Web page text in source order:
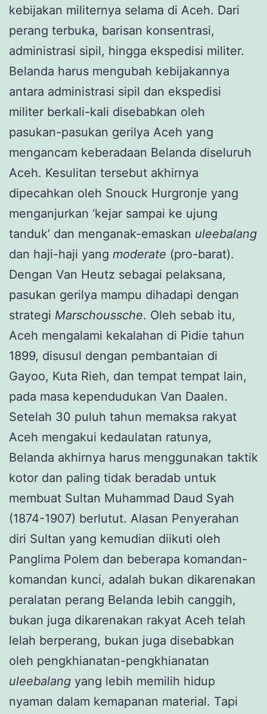
kebijakan militernya selama di Aceh. Dari
perang terbuka, barisan konsentrasi,
administrasi sipil, hingga ekspedisi militer.
Belanda harus mengubah kebijakannya
antara administrasi sipil dan ekspedisi
militer berkali-kali disebabkan oleh
pasukan-pasukan gerilya Aceh yang
mengancam keberadaan Belanda diseluruh
Aceh. Kesulitan tersebut akhirnya
dipecahkan oleh Snouck Hurgronje yang
menganjurkan ‘kejar sampai ke ujung
tanduk’ dan menganak-emaskan uleebalang
dan haji-haji yang moderate (pro-barat).
Dengan Van Heutz sebagai pelaksana,
pasukan gerilya mampu dihadapi dengan
strategi Marschoussche. Oleh sebab itu,
Aceh mengalami kekalahan di Pidie tahun
1899, disusul dengan pembantaian di
Gayoo, Kuta Rieh, dan tempat tempat lain,
pada masa kependudukan Van Daalen.
Setelah 30 puluh tahun memaksa rakyat
Aceh mengakui kedaulatan ratunya,
Belanda akhirnya harus menggunakan taktik
kotor dan paling tidak beradab untuk
membuat Sultan Muhammad Daud Syah
(1874-1907) berlutut. Alasan Penyerahan
diri Sultan yang kemudian diikuti oleh
Panglima Polem dan beberapa komandan-
komandan kunci, adalah bukan dikarenakan
peralatan perang Belanda lebih canggih,
bukan juga dikarenakan rakyat Aceh telah
lelah berperang, bukan juga disebabkan
oleh pengkhianatan-pengkhianatan
uleebalang yang lebih memilih hidup
nyaman dalam kemapanan material. Tapi